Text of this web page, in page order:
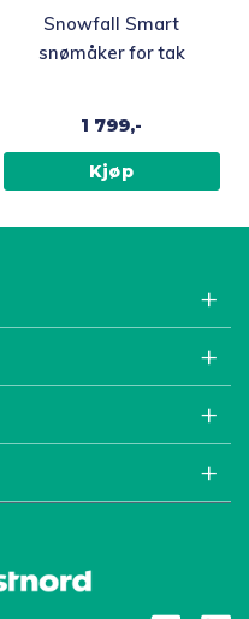
Snowfall Smart
snømåker for tak
1 799,-
Kjøp